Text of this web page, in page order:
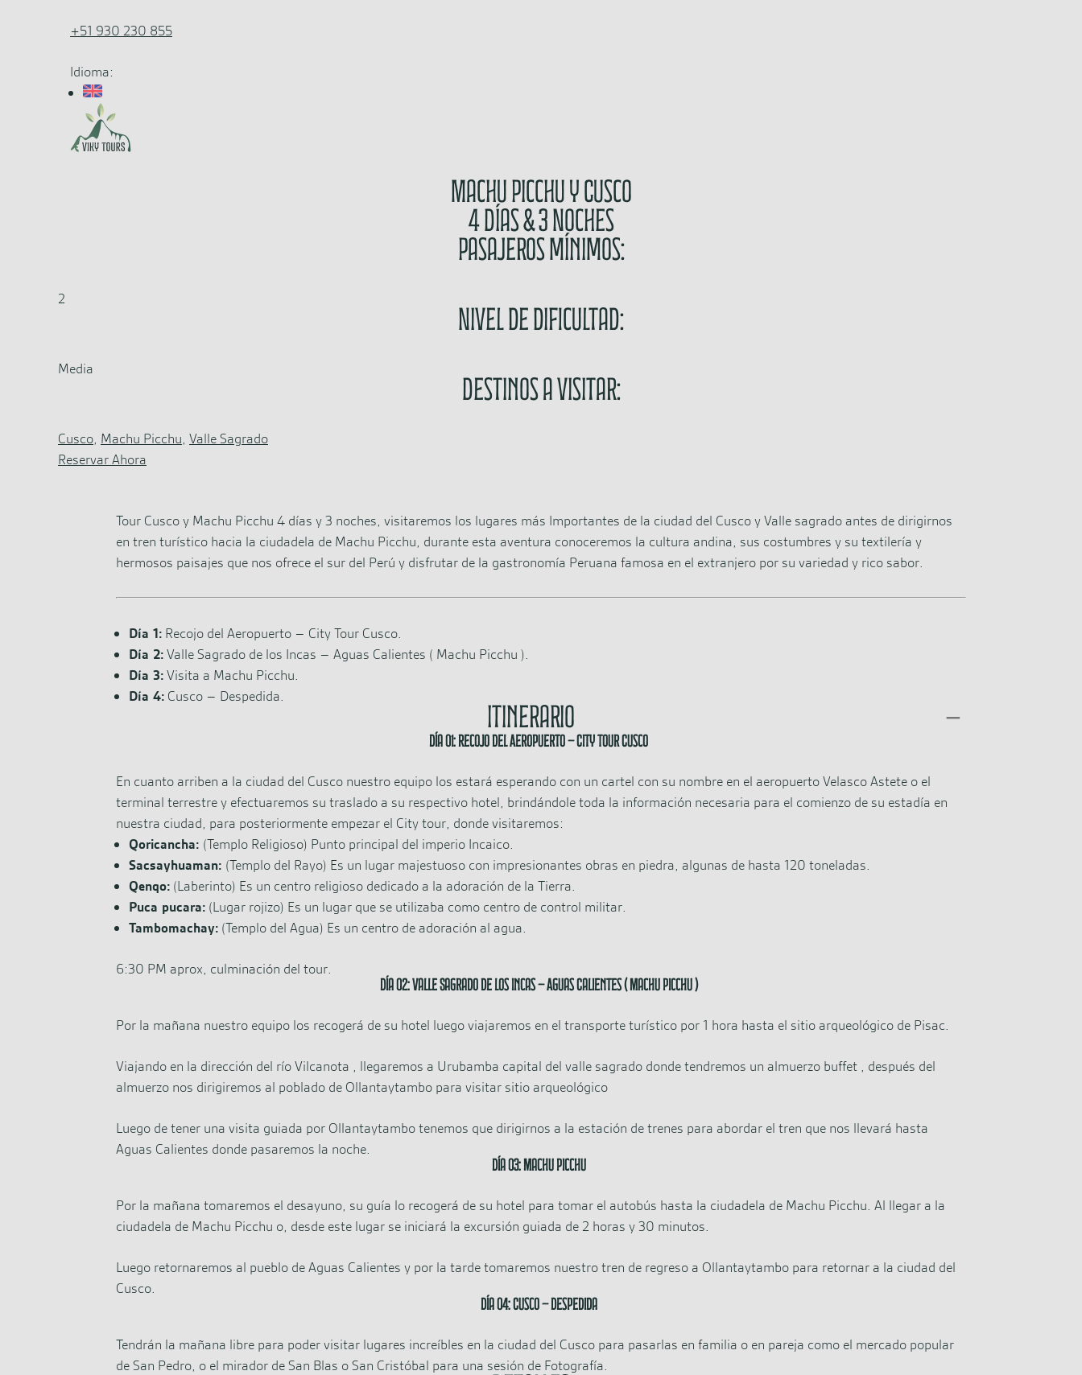
+51 930 230 855
Idioma:
Machu Picchu y Cusco
4 Días & 3 Noches
Pasajeros mínimos:
2
Nivel de dificultad:
Media
Destinos a visitar:
Cusco, Machu Picchu, Valle Sagrado
Reservar Ahora
Tour Cusco y Machu Picchu 4 días y 3 noches, visitaremos los lugares más Importantes de la ciudad del Cusco y Valle sagrado antes de dirigirnos
en tren turístico hacia la ciudadela de Machu Picchu, durante esta aventura conoceremos la cultura andina, sus costumbres y su textilería y
hermosos paisajes que nos ofrece el sur del Perú y disfrutar de la gastronomía Peruana famosa en el extranjero por su variedad y rico sabor.
Día 1: Recojo del Aeropuerto – City Tour Cusco.
Día 2:Valle Sagrado de los Incas – Aguas Calientes ( Machu Picchu ).
Día 3:Visita a Machu Picchu.
Día 4: Cusco – Despedida.
Itinerario
Día 01: Recojo del Aeropuerto – City Tour Cusco
En cuanto arriben a la ciudad del Cusco nuestro equipo los estará esperando con un cartel con su nombre en el aeropuerto Velasco Astete o el
terminal terrestre y efectuaremos su traslado a su respectivo hotel, brindándole toda la información necesaria para el comienzo de su estadía en
nuestra ciudad, para posteriormente empezar el City tour, donde visitaremos:
Qoricancha: (Templo Religioso) Punto principal del imperio Incaico.
Sacsayhuaman: (Templo del Rayo) Es un lugar majestuoso con impresionantes obras en piedra, algunas de hasta 120 toneladas.
Qenqo: (Laberinto) Es un centro religioso dedicado a la adoración de la Tierra.
Puca pucara: (Lugar rojizo) Es un lugar que se utilizaba como centro de control militar.
Tambomachay: (Templo del Agua) Es un centro de adoración al agua.
6:30 PM aprox, culminación del tour.
Día 02: Valle Sagrado de los Incas – Aguas Calientes ( Machu Picchu )
Por la mañana nuestro equipo los recogerá de su hotel luego viajaremos en el transporte turístico por 1 hora hasta el sitio arqueológico de Pisac.
Viajando en la dirección del río Vilcanota , llegaremos a Urubamba capital del valle sagrado donde tendremos un almuerzo buffet , después del
almuerzo nos dirigiremos al poblado de Ollantaytambo para visitar sitio arqueológico
Luego de tener una visita guiada por Ollantaytambo tenemos que dirigirnos a la estación de trenes para abordar el tren que nos llevará hasta
Aguas Calientes donde pasaremos la noche.
Día 03: Machu Picchu
Por la mañana tomaremos el desayuno, su guía lo recogerá de su hotel para tomar el autobús hasta la ciudadela de Machu Picchu. Al llegar a la
ciudadela de Machu Picchu o, desde este lugar se iniciará la excursión guiada de 2 horas y 30 minutos.
Luego retornaremos al pueblo de Aguas Calientes y por la tarde tomaremos nuestro tren de regreso a Ollantaytambo para retornar a la ciudad del
Cusco.
Día 04: Cusco – Despedida
Tendrán la mañana libre para poder visitar lugares increíbles en la ciudad del Cusco para pasarlas en familia o en pareja como el mercado popular
de San Pedro, o el mirador de San Blas o San Cristóbal para una sesión de Fotografía.